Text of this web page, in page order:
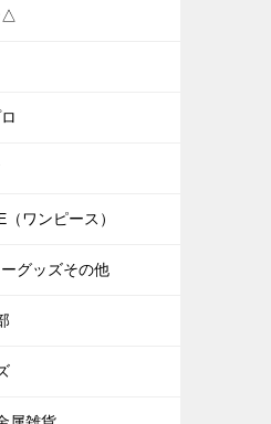
△
ワンピース）
グッズその他